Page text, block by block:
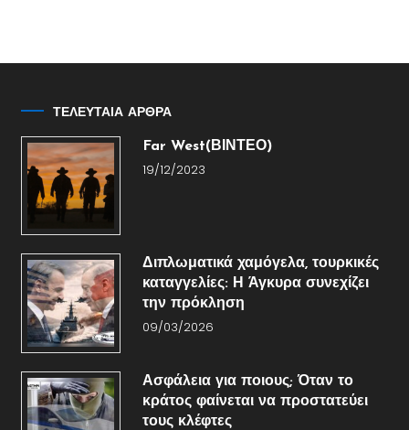
ΤΕΛΕΥΤΑΙΑ ΑΡΘΡΑ
Far West(ΒΙΝΤΕΟ)
19/12/2023
Διπλωματικά χαμόγελα, τουρκικές
καταγγελίες: Η Άγκυρα συνεχίζει
την πρόκληση
09/03/2026
Ασφάλεια για ποιους; Όταν το
κράτος φαίνεται να προστατεύει
τους κλέφτες